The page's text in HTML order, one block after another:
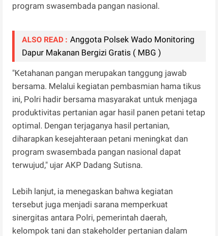
program swasembada pangan nasional.
ALSO READ : Anggota Polsek Wado Monitoring
Dapur Makanan Bergizi Gratis ( MBG )
"Ketahanan pangan merupakan tanggung jawab
bersama. Melalui kegiatan pembasmian hama tikus
ini, Polri hadir bersama masyarakat untuk menjaga
produktivitas pertanian agar hasil panen petani tetap
optimal. Dengan terjaganya hasil pertanian,
diharapkan kesejahteraan petani meningkat dan
program swasembada pangan nasional dapat
terwujud," ujar AKP Dadang Sutisna.
Lebih lanjut, ia menegaskan bahwa kegiatan
tersebut juga menjadi sarana memperkuat
sinergitas antara Polri, pemerintah daerah,
kelompok tani dan stakeholder pertanian dalam